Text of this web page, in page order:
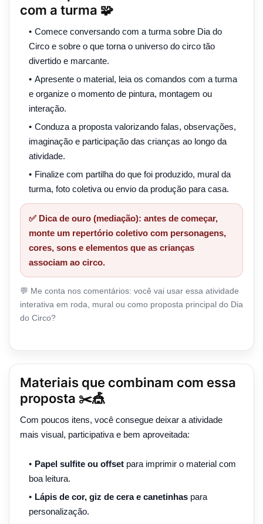
com a turma 🧩
Comece conversando com a turma sobre Dia do
Circo e sobre o que torna o universo do circo tão
divertido e marcante.
Apresente o material, leia os comandos com a turma
e organize o momento de pintura, montagem ou
interação.
Conduza a proposta valorizando falas, observações,
imaginação e participação das crianças ao longo da
atividade.
Finalize com partilha do que foi produzido, mural da
turma, foto coletiva ou envio da produção para casa.
✅ Dica de ouro (mediação): antes de começar,
monte um repertório coletivo com personagens,
cores, sons e elementos que as crianças
associam ao circo.
💬 Me conta nos comentários: você vai usar essa atividade
interativa em roda, mural ou como proposta principal do Dia
do Circo?
Materiais que combinam com essa
proposta ✂️🎪
Com poucos itens, você consegue deixar a atividade
mais visual, participativa e bem aproveitada:
Papel sulfite ou offset para imprimir o material com
boa leitura.
Lápis de cor, giz de cera e canetinhas para
personalização.